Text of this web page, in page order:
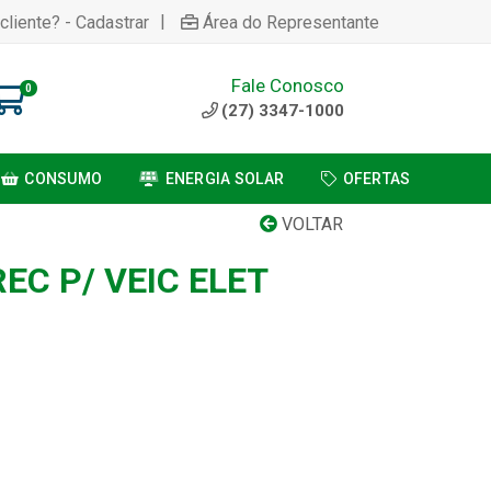
- Cadastrar | Área do Representante
0 Fale Conosco
(27) 3347-1000
CONSUMO ENERGIA SOLAR OFERTAS
VOLTAR
P/ VEIC ELET